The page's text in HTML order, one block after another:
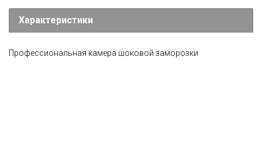
Характеристики
Профессиональная камера шоковой заморозки